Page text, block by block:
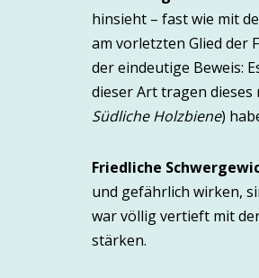
hinsieht – fast wie mit
am vorletzten Glied der
der eindeutige Beweis:
dieser Art tragen dieses
Südliche Holzbiene)
Friedliche
und gefährlich wirken,
war völlig vertieft mit
stärken.